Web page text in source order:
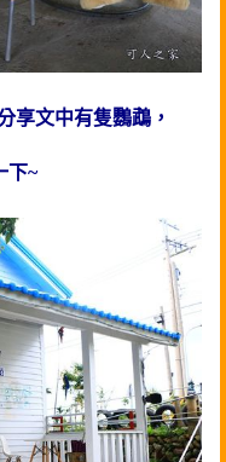
享文中有隻鸚鵡，
下~